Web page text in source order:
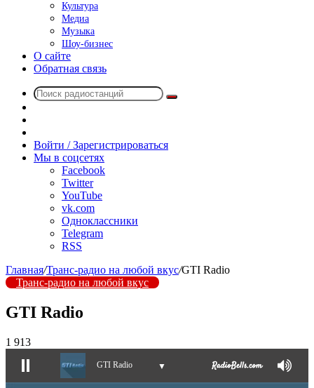
Культура
Медиа
Музыка
Шоу-бизнес
О сайте
Обратная связь
Поиск
радио
Войти / Зарегистрироваться
Мы в соцсетях
Facebook
Twitter
YouTube
vk.com
Одноклассники
Telegram
RSS
Главная/Транс-радио на любой вкус/GTI Radio
Транс-радио на любой вкус
GTI Radio
1 913
GTI Radio ▼